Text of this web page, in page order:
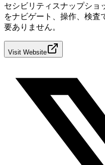
セシビリティスナップショ
をナビゲート、操作、検査
要ありません。
Visit Website